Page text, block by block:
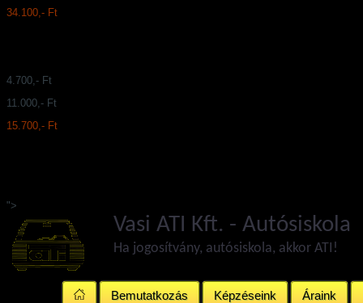
34.100,- Ft
4.700,- Ft
11.000,- Ft
15.700,- Ft
">
Vasi ATI Kft. - Autósiskola
Ha jogosítvány, autósiskola, akkor ATI!
Bemutatkozás Képzéseink Áraink